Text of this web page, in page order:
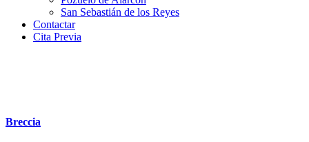
San Sebastián de los Reyes
Contactar
Cita Previa
Breccia